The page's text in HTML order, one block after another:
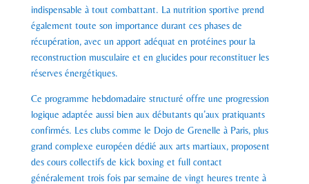
indispensable à tout combattant. La nutrition sportive prend
également toute son importance durant ces phases de
récupération, avec un apport adéquat en protéines pour la
reconstruction musculaire et en glucides pour reconstituer les
réserves énergétiques.
Ce programme hebdomadaire structuré offre une progression
logique adaptée aussi bien aux débutants qu’aux pratiquants
confirmés. Les clubs comme le Dojo de Grenelle à Paris, plus
grand complexe européen dédié aux arts martiaux, proposent
des cours collectifs de kick boxing et full contact
généralement trois fois par semaine de vingt heures trente à